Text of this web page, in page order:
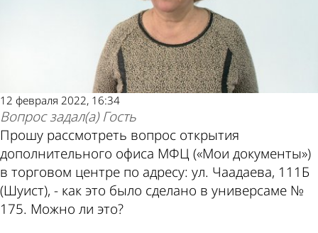
12 февраля 2022, 16:34
Вопрос задал(а)Гость
Прошу рассмотреть вопрос открытия
дополнительного офиса МФЦ («Мои документы»)
в торговом центре по адресу: ул. Чаадаева, 111Б
(Шуист), - как это было сделано в универсаме №
175. Можно ли это?